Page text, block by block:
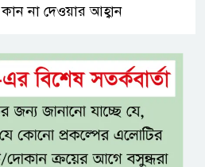
কান না দেওয়ার আহ্বান
শেখ হাসিনার দিল্লির সংবাদ
সম্মেলনের সঙ্গে ভারত সরকারের
সম্পৃক্ততা নেই: জয়সোয়াল
টাঙ্গাইলে নিহত ১৪ বাস-মিনিবাস
মালিকের পরিবারকে আর্থিক অনুদান